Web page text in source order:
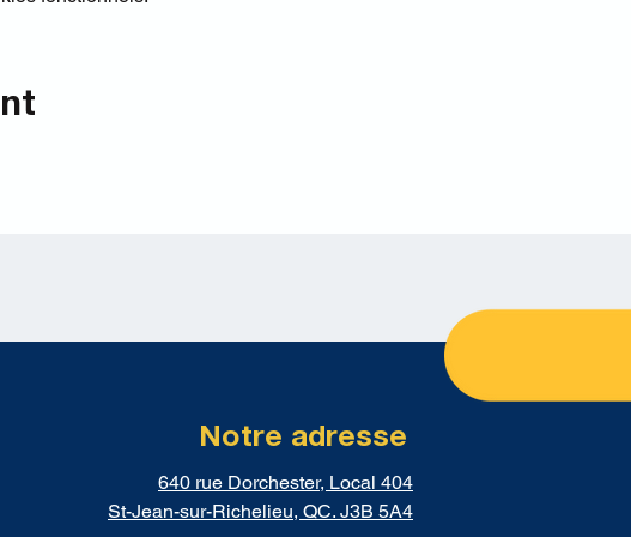
Notre adresse
640 rue Dorchester, Local 404
St-Jean-sur-Richelieu, QC. J3B 5A4